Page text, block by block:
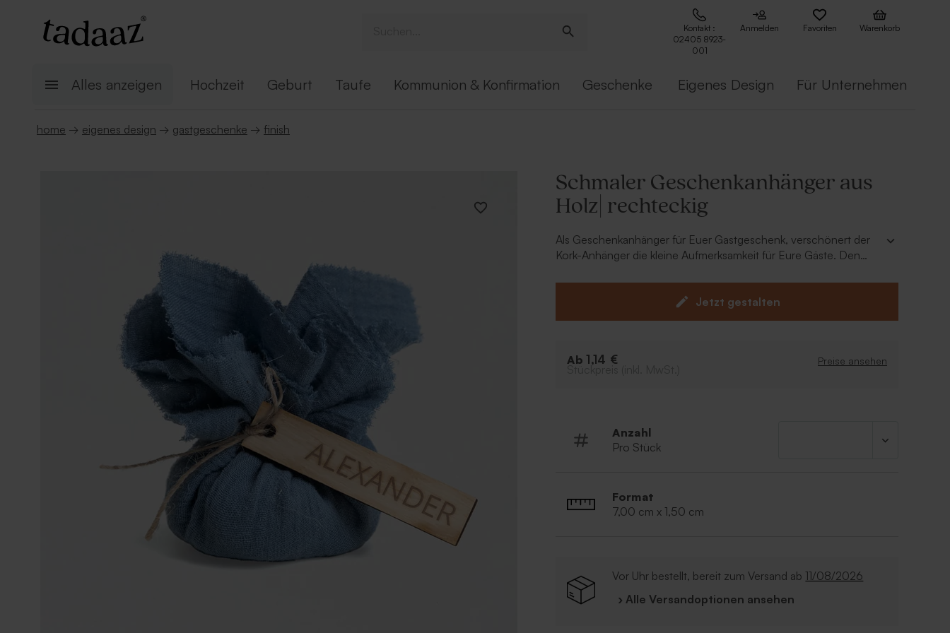
Kontakt :
02405 8923-
001
Anmelden Favoriten Warenkorb
Alles anzeigen Hochzeit Geburt Taufe Kommunion & Konfirmation Geschenke Eigenes Design Für Unternehmen
home → eigenes design → gastgeschenke → finish
Schmaler Geschenkanhänger aus
Holz| rechteckig
Als Geschenkanhänger für Euer Gastgeschenk, verschönert der
Kork-Anhänger die kleine Aufmerksamkeit für Eure Gäste. Den
personalisieren. Die 30cm Schnur wird mit dem
Geschenkanhänger geliefert Jetzt gestalten
Ab 1,14 € Preise ansehen
Anzahl
Pro Stück
Format
7,00 cm x 1,50 cm
Vor Uhr bestellt, bereit zum Versand ab 11/08/2026
› Alle Versandoptionen ansehen